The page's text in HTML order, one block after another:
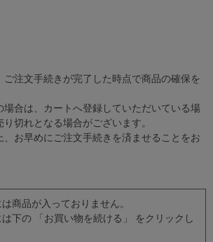
ご注文手続きが完了した時点で商品の確保を
場合は、カートへ登録していただいている場
切れとなる場合がございます。
、お早めにご注文手続きを済ませることをお
商品が入っておりません。
下の 「お買い物を続ける」 をクリックし